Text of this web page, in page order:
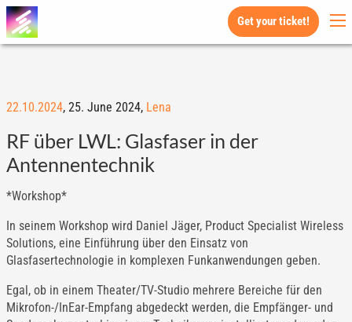
Get your ticket!
22.10.2024, 25. June 2024, Lena
RF über LWL: Glasfaser in der
Antennentechnik
*Workshop*
In seinem Workshop wird Daniel Jäger, Product Specialist Wireless
Solutions, eine Einführung über den Einsatz von
Glasfasertechnologie in komplexen Funkanwendungen geben.
Egal, ob in einem Theater/TV-Studio mehrere Bereiche für den
Mikrofon-/InEar-Empfang abgedeckt werden, die Empfänger- und